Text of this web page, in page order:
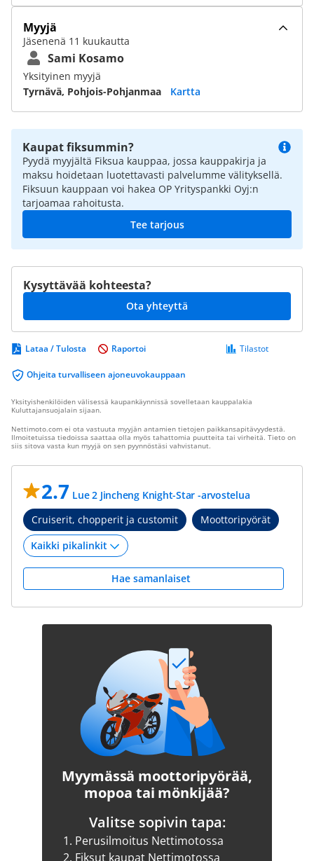
Myyjä
Jäsenenä 11 kuukautta
Sami Kosamo
Yksityinen myyjä
Tyrnävä, Pohjois-Pohjanmaa
Kartta
Kaupat fiksummin?
Pyydä myyjältä Fiksua kauppaa, jossa kauppakirja ja
maksu hoidetaan luotettavasti palvelumme välityksellä.
Fiksuun kauppaan voi hakea OP Yrityspankki Oyj:n
tarjoamaa rahoitusta.
Tee tarjous
Kysyttävää kohteesta?
Ota yhteyttä
Lataa / Tulosta
Ohjeita turvalliseen ajoneuvokauppaan
Tilastot
Raportoi
Yksityishenkilöiden välisessä kaupankäynnissä sovelletaan kauppalakia
Kuluttajansuojalain sijaan.
Nettimoto.com ei ota vastuuta myyjän antamien tietojen paikkansapitävyydestä.
Ilmoitetuissa tiedoissa saattaa olla myös tahattomia puutteita tai virheitä. Tieto on
siis sitova vasta kun myyjä on sen pyynnöstäsi vahvistanut.
2.7 Lue 2 Jincheng Knight-Star -arvostelua
Cruiserit, chopperit ja customit
Moottoripyörät
Hae samanlaiset
Myymässä moottoripyörää,
mopoa tai mönkijää?
Valitse sopivin tapa:
1. Perusilmoitus Nettimotossa
2. Fiksut kaupat Nettimotossa